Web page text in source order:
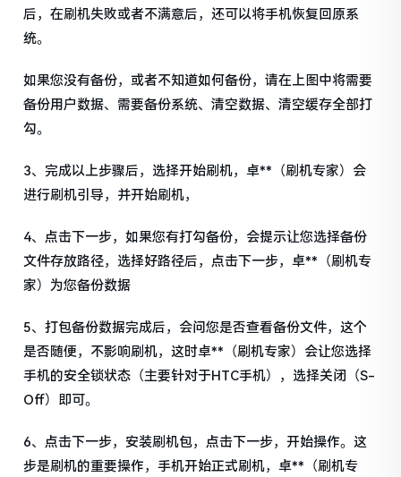
后，在刷机失败或者不满意后，还可以将手机恢复回原系
统。
如果您没有备份，或者不知道如何备份，请在上图中将需要
备份用户数据、需要备份系统、清空数据、清空缓存全部打
勾。
3、完成以上步骤后，选择开始刷机，卓**（刷机专家）会
进行刷机引导，并开始刷机，
4、点击下一步，如果您有打勾备份，会提示让您选择备份
文件存放路径，选择好路径后，点击下一步，卓**（刷机专
家）为您备份数据
5、打包备份数据完成后，会问您是否查看备份文件，这个
是否随便，不影响刷机，这时卓**（刷机专家）会让您选择
手机的安全锁状态（主要针对于HTC手机），选择关闭（S-
Off）即可。
6、点击下一步，安装刷机包，点击下一步，开始操作。这
步是刷机的重要操作，手机开始正式刷机，卓**（刷机专